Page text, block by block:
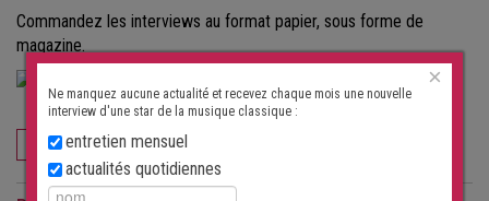
Commandez les interviews au format papier, sous forme de
magazine.
COMMANDEZ MAINTENANT
×
Ne manquez aucune actualité et recevez chaque mois une nouvelle
interview d'une star de la musique classique :
entretien mensuel
actualités quotidiennes